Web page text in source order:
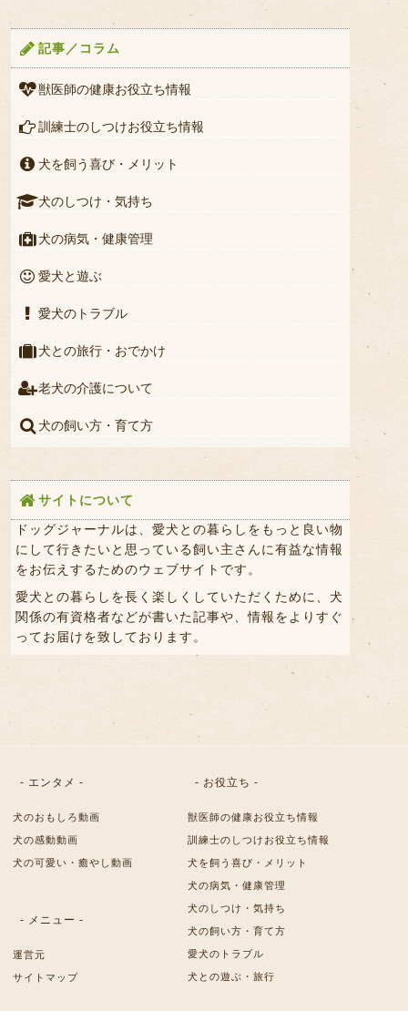
記事／コラム
獣医師の健康お役立ち情報
訓練士のしつけお役立ち情報
犬を飼う喜び・メリット
犬のしつけ・気持ち
犬の病気・健康管理
愛犬と遊ぶ
愛犬のトラブル
犬との旅行・おでかけ
老犬の介護について
犬の飼い方・育て方
サイトについて
ドッグジャーナルは、愛犬との暮らしをもっと良い物
にして行きたいと思っている飼い主さんに有益な情報
をお伝えするためのウェブサイトです。
愛犬との暮らしを長く楽しくしていただくために、犬
関係の有資格者などが書いた記事や、情報をよりすぐ
ってお届けを致しております。
- エンタメ -
犬のおもしろ動画
犬の感動動画
犬の可愛い・癒やし動画
- お役立ち -
獣医師の健康お役立ち情報
訓練士のしつけお役立ち情報
犬を飼う喜び・メリット
犬の病気・健康管理
犬のしつけ・気持ち
犬の飼い方・育て方
愛犬のトラブル
犬との遊ぶ・旅行
- メニュー -
運営元
サイトマップ